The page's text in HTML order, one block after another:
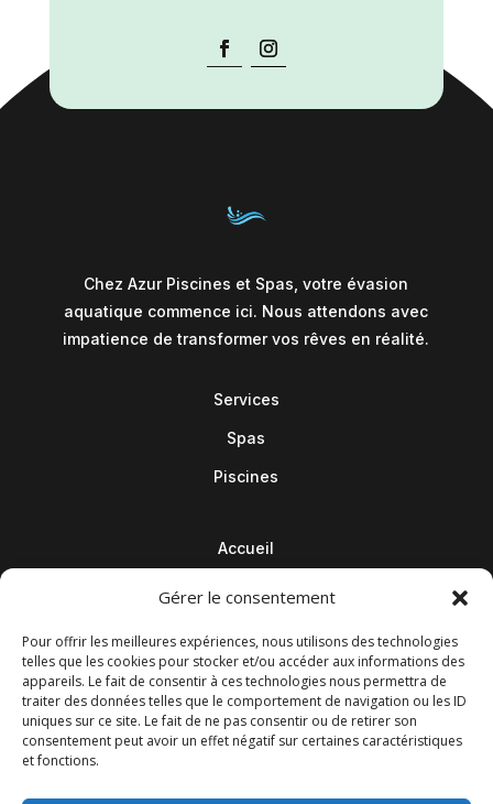
Gérer le consentement
Pour offrir les meilleures expériences, nous utilisons des technologies
telles que les cookies pour stocker et/ou accéder aux informations des
appareils. Le fait de consentir à ces technologies nous permettra de
traiter des données telles que le comportement de navigation ou les ID
uniques sur ce site. Le fait de ne pas consentir ou de retirer son
consentement peut avoir un effet négatif sur certaines caractéristiques
et fonctions.
Chez Azur Piscines et Spas, votre évasion
aquatique commence ici. Nous attendons avec
impatience de transformer vos rêves en réalité.
Services
Spas
Piscines
Accueil